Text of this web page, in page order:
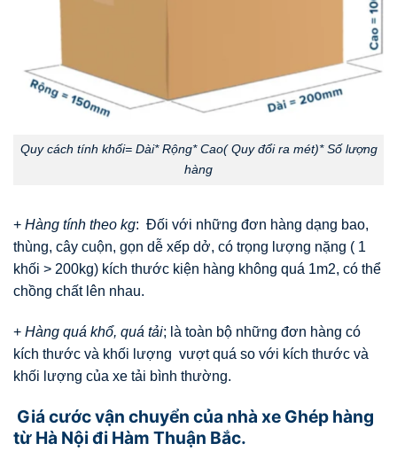
Quy cách tính khối= Dài* Rộng* Cao( Quy đổi ra mét)* Số lượng
hàng
+ Hàng tính theo kg: Đối với những đơn hàng dạng bao,
thùng, cây cuộn, gọn dễ xếp dở, có trọng lượng nặng ( 1
khối > 200kg) kích thước kiện hàng không quá 1m2, có thể
chồng chất lên nhau.
+ Hàng quá khổ, quá tải; là toàn bộ những đơn hàng có
kích thước và khối lượng vượt quá so với kích thước và
khối lượng của xe tải bình thường.
Giá cước vận chuyển của nhà xe Ghép hàng
từ Hà Nội đi Hàm Thuận Bắc.